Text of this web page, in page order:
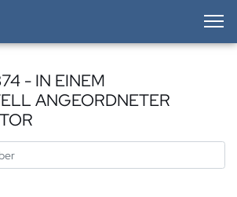
- IN EINEM
ANGEORDNETER